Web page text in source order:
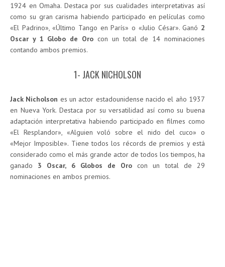
1924 en Omaha. Destaca por sus cualidades interpretativas así
como su gran carisma habiendo participado en películas como
«El Padrino», «Último Tango en París» o «Julio César». Ganó 2
Oscar y 1 Globo de Oro con un total de 14 nominaciones
contando ambos premios.
1- JACK NICHOLSON
Jack Nicholson es un actor estadounidense nacido el año 1937
en Nueva York. Destaca por su versatilidad así como su buena
adaptación interpretativa habiendo participado en filmes como
«El Resplandor», «Alguien voló sobre el nido del cuco» o
«Mejor Imposible». Tiene todos los récords de premios y está
considerado como el más grande actor de todos los tiempos, ha
ganado 3 Oscar, 6 Globos de Oro con un total de 29
nominaciones en ambos premios.